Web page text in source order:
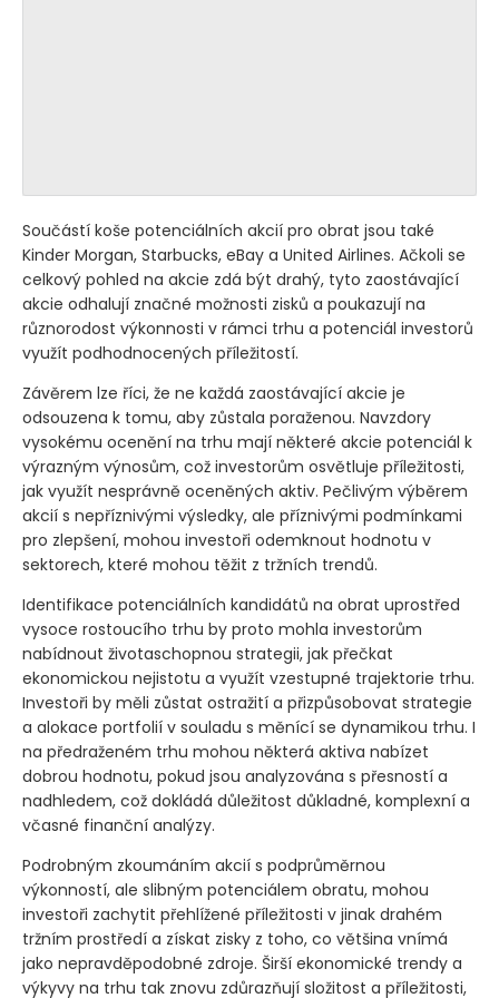
Součástí koše potenciálních akcií pro obrat jsou také
Kinder Morgan, Starbucks, eBay a United Airlines. Ačkoli se
celkový pohled na akcie zdá být drahý, tyto zaostávající
akcie odhalují značné možnosti zisků a poukazují na
různorodost výkonnosti v rámci trhu a potenciál investorů
využít podhodnocených příležitostí.
Závěrem lze říci, že ne každá zaostávající akcie je
odsouzena k tomu, aby zůstala poraženou. Navzdory
vysokému ocenění na trhu mají některé akcie potenciál k
výrazným výnosům, což investorům osvětluje příležitosti,
jak využít nesprávně oceněných aktiv. Pečlivým výběrem
akcií s nepříznivými výsledky, ale příznivými podmínkami
pro zlepšení, mohou investoři odemknout hodnotu v
sektorech, které mohou těžit z tržních trendů.
Identifikace potenciálních kandidátů na obrat uprostřed
vysoce rostoucího trhu by proto mohla investorům
nabídnout životaschopnou strategii, jak přečkat
ekonomickou nejistotu a využít vzestupné trajektorie trhu.
Investoři by měli zůstat ostražití a přizpůsobovat strategie
a alokace portfolií v souladu s měnící se dynamikou trhu. I
na předraženém trhu mohou některá aktiva nabízet
dobrou hodnotu, pokud jsou analyzována s přesností a
nadhledem, což dokládá důležitost důkladné, komplexní a
včasné finanční analýzy.
Podrobným zkoumáním akcií s podprůměrnou
výkonností, ale slibným potenciálem obratu, mohou
investoři zachytit přehlížené příležitosti v jinak drahém
tržním prostředí a získat zisky z toho, co většina vnímá
jako nepravděpodobné zdroje. Širší ekonomické trendy a
výkyvy na trhu tak znovu zdůrazňují složitost a příležitosti,